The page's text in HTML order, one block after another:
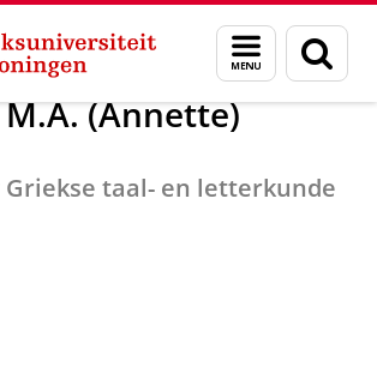
Menu
en
zoeken
prof. dr. M.A. (Annette) Harder
(Annette)
Griekse taal- en letterkunde